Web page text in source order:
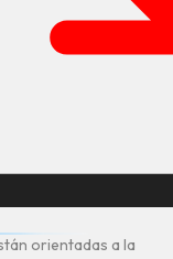
orientadas a la